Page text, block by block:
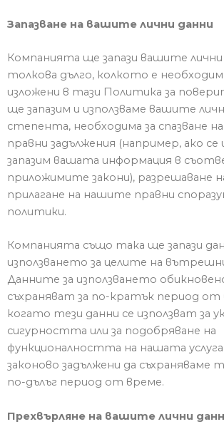
Запазване на вашите лични данни
Компанията ще запази вашите
толкова дълго, колкото е
изложени в тази Политика за
ще запазим и използваме вашите личн
степента, необходима за спазване
правни задължения (например, ако се
запазим вашата информация в
приложимите закони), разрешаване
прилагане на нашите правни
политики.
Компанията също така ще запази
използването за целите на
Данните за използването
съхраняват за по-кратък период от
когато тези данни се използват за
сигурността или за подобряване на
функционалността на нашата
законово задължени да съхраняваме
по-дълъг период от време.
Прехвърляне на вашите лични